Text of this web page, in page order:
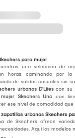
para mujer
una selección de
horas caminando por la
de salidas casuales sin
urbanas D'Lites con su
Skechers Uno con
ese nivel de comodidad
urbanas Skechers
de Skechers ofrece
Aquí los modelos